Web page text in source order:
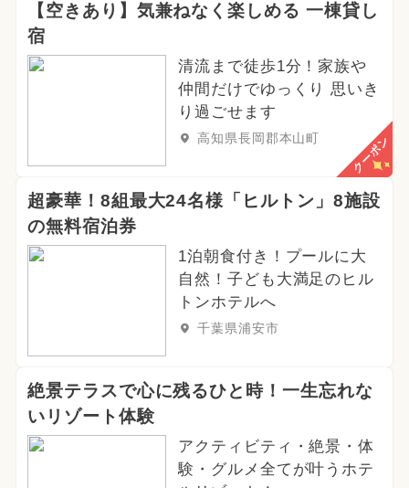
【空きあり】気兼ねなく楽しめる 一棟貸し
宿
清流まで徒歩1分！家族や
仲間だけでゆっくり 思いき
り過ごせます
高知県長岡郡本山町 クーポン
超豪華！8組最大24名様「ヒルトン」8施設
の無料宿泊券
1泊朝食付き！プールに大
自然！子ども大満足のヒル
トンホテルへ
千葉県浦安市
絶景テラスで心に残るひと時！一生忘れな
いリゾート体験
アクティビティ・絶景・体
験・グルメ全てが叶うホテ